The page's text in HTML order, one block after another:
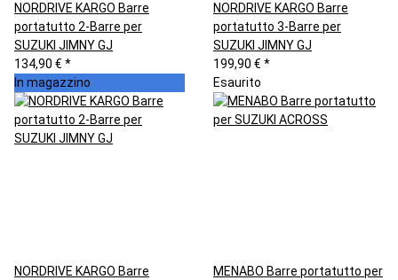
NORDRIVE KARGO Barre
portatutto 2-Barre per
SUZUKI JIMNY GJ
134,90 € *
NORDRIVE KARGO Barre
portatutto 3-Barre per
SUZUKI JIMNY GJ
199,90 € *
In magazzino
NORDRIVE KARGO Barre
Esaurito
MENABO Barre portatutto per